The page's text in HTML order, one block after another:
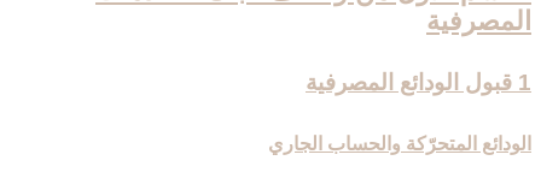
المصرفية
1 قبول الودائع المصرفية
الودائع المتحرّكة والحساب الجاري